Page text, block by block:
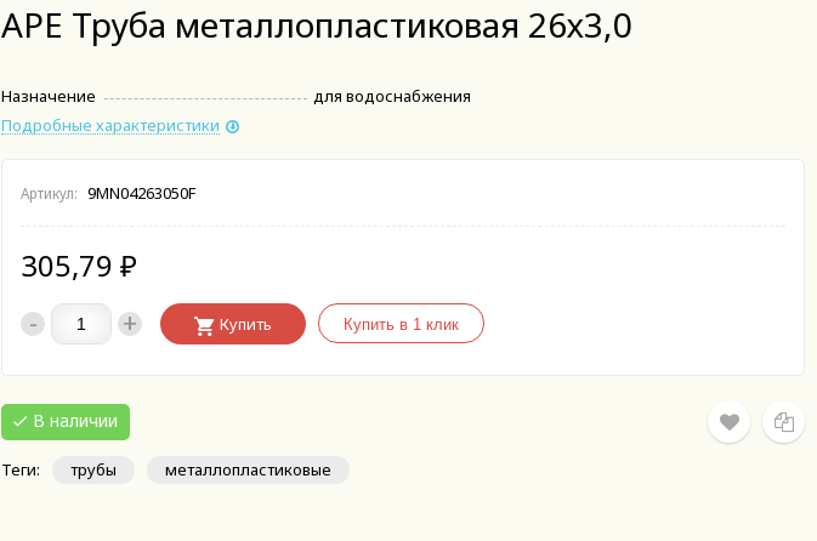
APE Труба металлопластиковая 26х3,0
Назначение
для водоснабжения
Подробные характеристики
Артикул: 9MN04263050F
305,79 ₽
- + Купить
В наличии
Теги: трубы металлопластиковые